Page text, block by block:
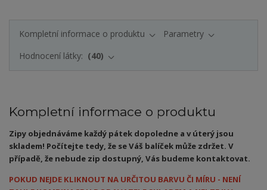
Kompletní informace o produktu
Parametry
Hodnocení látky:
40
Kompletní informace o produktu
Zipy objednáváme každý pátek dopoledne a v úterý jsou
skladem! Počítejte tedy, že se Váš balíček může zdržet. V
případě, že nebude zip dostupný, Vás budeme kontaktovat.
POKUD NEJDE KLIKNOUT NA URČITOU BARVU ČI MÍRU - NENÍ